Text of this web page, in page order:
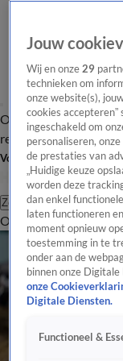
Overzicht Laatste nieuws
redactie
Volg Hart van Nederland
Zoeken
OverzichtRegio
Jouw
Wij en onze29
technieken om
onze website(s),
cookies
ingeschakeld om
personaliseren,
de prestaties van
„Huidige keuze
worden deze
dan enkel
laten functioneren
moment opnieuw
toestemming in te
onder aan de
binnen onze
onze
Digitale Diensten.
Functioneel &